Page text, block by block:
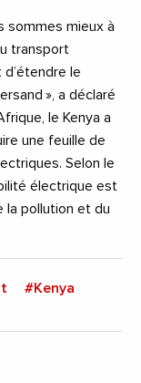
sommes mieux à
transport
le
», a déclaré
le Kenya a
une feuille de
Selon le
électrique est
la pollution et du
#Kenya